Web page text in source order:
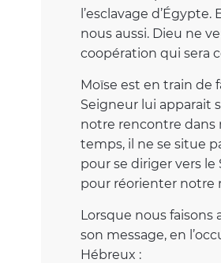
l’esclavage
nous aussi. Dieu ne
coopération qui sera
Moïse est en train de
Seigneur lui apparait
notre rencontre dans
temps, il ne se situe
pour se diriger vers
pour réorienter notre
Lorsque nous faisons
son message, en
Hébreux :